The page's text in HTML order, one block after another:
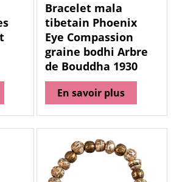
Bracelet mala
tibetain Phoenix
Eye Compassion
graine bodhi Arbre
de Bouddha 1930
En savoir plus